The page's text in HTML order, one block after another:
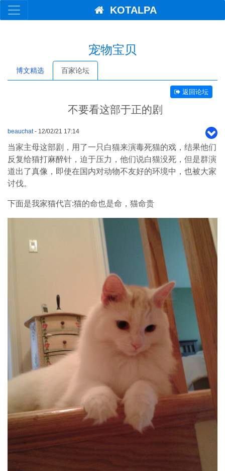
KOTALPA
宠物宝贝
博文精选 百家论坛
返回论坛
不要看这部于正的剧
beauchat- 12/02/21 17:14
当家主母这部剧，用了一只白猫来演毒死猫的戏，结果他们
反复给猫打麻醉针，迫于压力，他们说白猫没死，但是群演
道出了真像，即使在国内对动物不友好的环境中，也被大家
讨伐。
下面是我家猫代言:猫的命也是命，猫命贵